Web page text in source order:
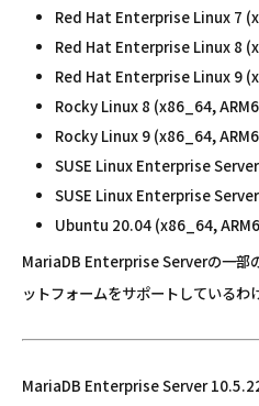
Red Hat Enterprise Linux 7
Red Hat Enterprise Linux 8
Red Hat Enterprise Linux 9
Rocky Linux 8 (x86_64,
Rocky Linux 9 (x86_64,
SUSE Linux Enterprise
SUSE Linux Enterprise
Ubuntu 20.04 (x86_64,
MariaDB Enterprise Serverの一部
ットフォームをサポートしているわ
MariaDB Enterprise Server